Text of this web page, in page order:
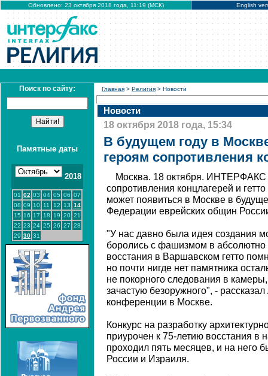
Обновлено: 23 октября 2018 года, 11:19 (МСК) English
Поиск по сайту:
Памятные даты
2018
01 02 03 04 05 06 07
08 09 10 11 12 13 14
15 16 17 18 19 20 21
22 23 24 25 26 27 28
29 30 31
Главная > Религия > Новости
Новости
18 октября 2018 года, 15:34
В будущем году в
героям сопротивления
Москва. 18 октября. ИНТЕРФАКС
сопротивления концлагерей и
может появиться в Москве в
Федерации еврейских общин
"У нас давно была идея создания
боролись с фашизмом в
восстания в Варшавском гетто
но почти нигде нет памятника
не покорного следования в
зачастую безоружного", -
конференции в Москве.
Конкурс на разработку
приурочен к 75-летию восстания в
проходил пять месяцев, и на него
России и Израиля.